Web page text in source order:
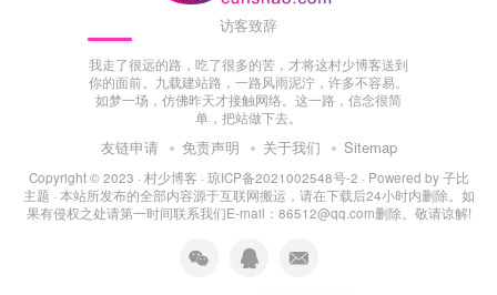
访客致辞
我走了很远的路，吃了很多的苦，才将这村少博客送到
你的面前。九载建站路，一路风雨泥泞，许多不容易。
如梦一场，仿佛昨天才接触网络。这一路，信念很简
单，把站做下去。
友链申请 免责声明 关于我们 Sitemap
Copyright © 2023 · 村少博客 · 琼ICP备2021002548号-2 · Powered by子比
主题 · 本站所发布的全部内容源于互联网搬运，请在下载后24小时内删除。如
果有侵权之处请第一时间联系我们E-mail：86512@qq.com删除。敬请谅解!